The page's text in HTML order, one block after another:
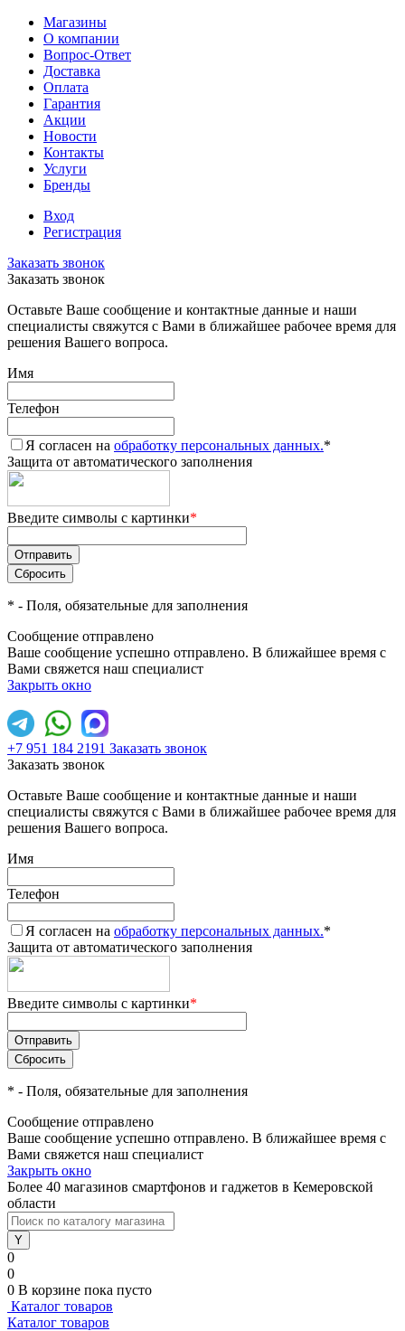
Магазины
О компании
Вопрос-Ответ
Доставка
Оплата
Гарантия
Акции
Новости
Контакты
Услуги
Бренды
Вход
Регистрация
Заказать звонок
Заказать звонок
Оставьте Ваше сообщение и контактные данные и наши
специалисты свяжутся с Вами в ближайшее рабочее время для
решения Вашего вопроса.
Имя
Телефон
Я согласен на обработку персональных данных.*
Защита от автоматического заполнения
Введите символы с картинки*
* - Поля, обязательные для заполнения
Сообщение отправлено
Ваше сообщение успешно отправлено. В ближайшее время с
Вами свяжется наш специалист
Закрыть окно
+7 951 184 2191 Заказать звонок
Заказать звонок
Оставьте Ваше сообщение и контактные данные и наши
специалисты свяжутся с Вами в ближайшее рабочее время для
решения Вашего вопроса.
Имя
Телефон
Я согласен на обработку персональных данных.*
Защита от автоматического заполнения
Введите символы с картинки*
* - Поля, обязательные для заполнения
Сообщение отправлено
Ваше сообщение успешно отправлено. В ближайшее время с
Вами свяжется наш специалист
Закрыть окно
Более 40 магазинов смартфонов и гаджетов в Кемеровской
области
0
0
0 В корзине пока пусто
Каталог товаров
Каталог товаров